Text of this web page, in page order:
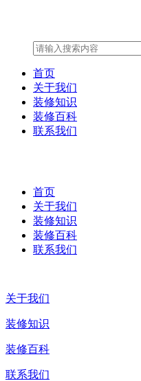
首页
关于我们
装修知识
装修百科
联系我们
首页
关于我们
装修知识
装修百科
联系我们
关于我们
装修知识
装修百科
联系我们